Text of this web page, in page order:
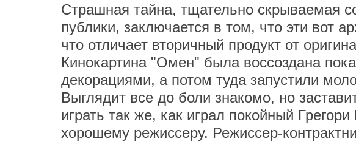
Страшная тайна, тщательно скрываемая
публики, заключается в том, что эти вот
что отличает вторичный продукт от
Кинокартина "Омен" была воссоздана
декорациями, а потом туда запустили
Выглядит все до боли знакомо, но
играть так же, как играл покойный
хорошему режиссеру. Режиссер-